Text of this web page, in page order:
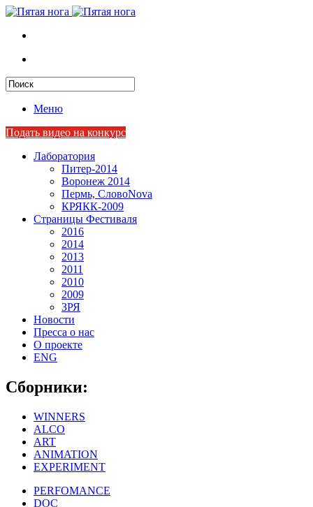
Меню
Подать видео на конкурс
Лаборатория
Питер-2014
Воронеж 2014
Пермь, СловоNova
КРЯКК-2009
Страницы Фестиваля
2016
2014
2013
2011
2010
2009
ЗРЯ
Новости
Пресса о нас
О проекте
ENG
Сборники:
WINNERS
ALCO
ART
ANIMATION
EXPERIMENT
PERFOMANCE
DOC